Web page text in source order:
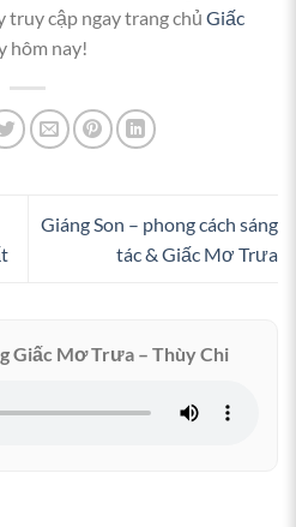
truy cập ngay trang chủ Giấc
hôm nay!
Giáng Son – phong cách sáng
tác & Giấc Mơ Trưa
Giấc Mơ Trưa – Thùy Chi